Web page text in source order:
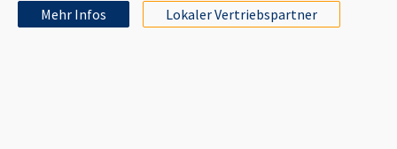
Mehr Infos Lokaler Vertriebspartner